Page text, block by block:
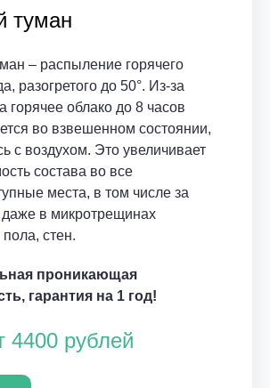
туман
– распыление горячего
разогретого до 50°. Из-за
горячее облако до 8 часов
во взвешенном состоянии,
с воздухом. Это увеличивает
состава во все
места, в том числе за
в микротрещинах
стен.
проникающая
гарантия на 1 год!
4400 рублей